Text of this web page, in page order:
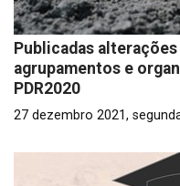
Publicadas
agrupamentos e
PDR2020
27 dezembro 2021,